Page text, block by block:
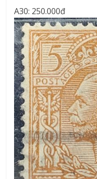
A30: 250.000đ